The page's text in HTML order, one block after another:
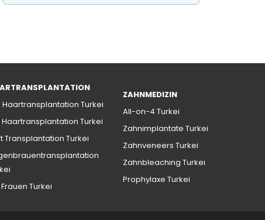
Haartransplantation Turkei
Haartransplantation Turkei
Transplantation Turkei
Turkei
ZAHNMEDIZIN
All-on-4 Turkei
Zahnimplantate Turkei
Zahnveneers Turkei
Zahnbleaching Turkei
Prophylaxe Turkei